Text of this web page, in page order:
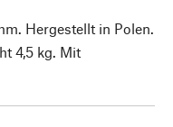
Hergestellt in Polen.
4,5 kg. Mit